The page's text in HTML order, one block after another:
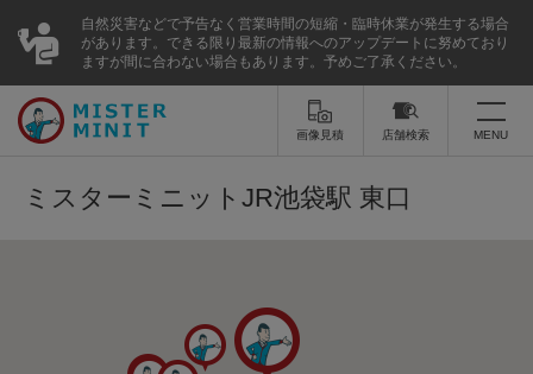
自然災害などで予告なく営業時間の短縮・臨時休業が発生する場合
があります。できる限り最新の情報へのアップデートに努めており
ますが間に合わない場合もあります。予めご了承ください。
画像見積 店舗検索 MENU
トップ
スーツケース修理 靴修理
ミスターミニットJR池袋駅 東口